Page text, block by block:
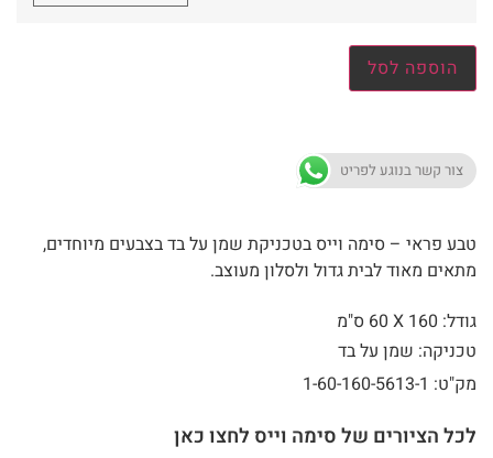
הוספה לסל
צור קשר בנוגע לפריט
טבע פראי – סימה וייס בטכניקת שמן על בד בצבעים מיוחדים,
מתאים מאוד לבית גדול ולסלון מעוצב.
גודל: 160 X
60 ס"מ
טכניקה: שמן על בד
מק"ט: 1-60-160-5613-1
לכל הציורים של סימה וייס לחצו כאן